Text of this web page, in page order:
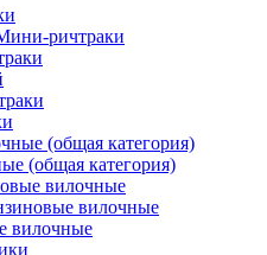
ричтраки
(общая категория)
вилочные
вилочные
вилочные